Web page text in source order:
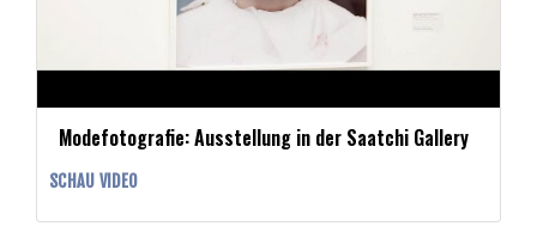
Modefotografie: Ausstellung in der Saatchi Gallery
SCHAU VIDEO